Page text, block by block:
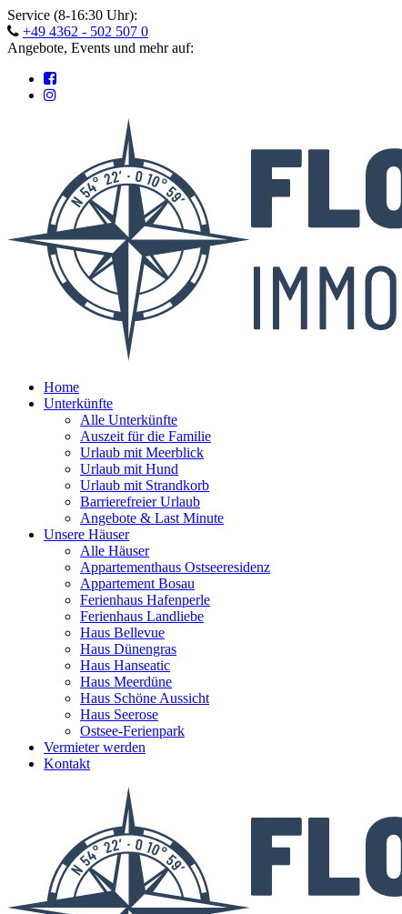
Skip
to
content
Service (8-16:30 Uhr):
+49 4362 - 502 507 0
Angebote, Events und mehr auf:
Home
Unterkünfte
Alle Unterkünfte
Auszeit für die Familie
Urlaub mit Meerblick
Urlaub mit Hund
Urlaub mit Strandkorb
Barrierefreier Urlaub
Angebote & Last Minute
Unsere Häuser
Alle Häuser
Appartementhaus Ostseeresidenz
Appartement Bosau
Ferienhaus Hafenperle
Ferienhaus Landliebe
Haus Bellevue
Haus Dünengras
Haus Hanseatic
Haus Meerdüne
Haus Schöne Aussicht
Haus Seerose
Ostsee-Ferienpark
Vermieter werden
Kontakt